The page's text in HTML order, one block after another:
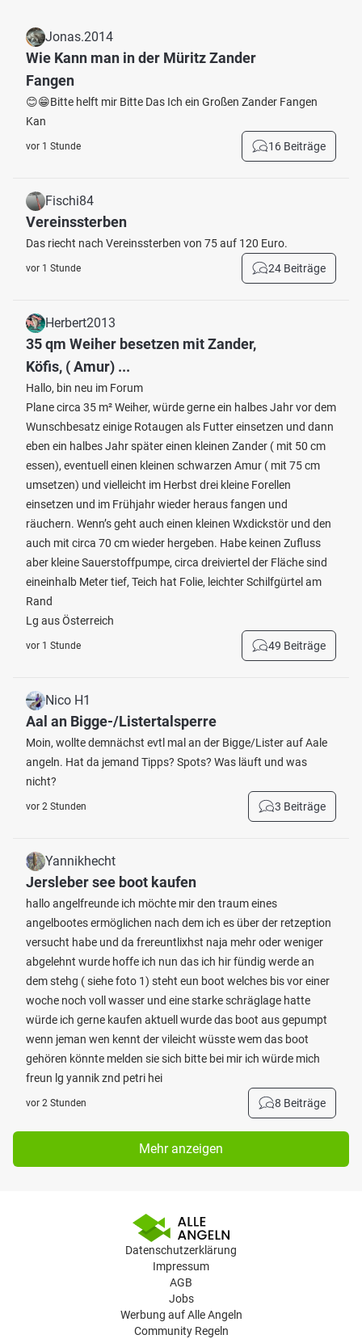
Jonas.2014
Wie Kann man in der Müritz Zander
Fangen
😊😁Bitte helft mir Bitte Das Ich ein Großen Zander Fangen
Kan
vor 1 Stunde 16 Beiträge
Fischi84
Vereinssterben
Das riecht nach Vereinssterben von 75 auf 120 Euro.
vor 1 Stunde 24 Beiträge
Herbert2013
35 qm Weiher besetzen mit Zander,
Köfis, ( Amur) ...
Hallo, bin neu im Forum
Plane circa 35 m² Weiher, würde gerne ein halbes Jahr vor dem
Wunschbesatz einige Rotaugen als Futter einsetzen und dann
eben ein halbes Jahr später einen kleinen Zander ( mit 50 cm
essen), eventuell einen kleinen schwarzen Amur ( mit 75 cm
umsetzen) und vielleicht im Herbst drei kleine Forellen
einsetzen und im Frühjahr wieder heraus fangen und
räuchern. Wenn’s geht auch einen kleinen Wxdickstör und den
auch mit circa 70 cm wieder hergeben. Habe keinen Zufluss
aber kleine Sauerstoffpumpe, circa dreiviertel der Fläche sind
eineinhalb Meter tief, Teich hat Folie, leichter Schilfgürtel am
Rand
Lg aus Österreich
vor 1 Stunde 49 Beiträge
Nico H1
Aal an Bigge-/Listertalsperre
Moin, wollte demnächst evtl mal an der Bigge/Lister auf Aale
angeln. Hat da jemand Tipps? Spots? Was läuft und was
nicht?
vor 2 Stunden 3 Beiträge
Yannikhecht
Jersleber see boot kaufen
hallo angelfreunde ich möchte mir den traum eines
angelbootes ermöglichen nach dem ich es über der retzeption
versucht habe und da frereuntlixhst naja mehr oder weniger
abgelehnt wurde hoffe ich nun das ich hir fündig werde an
dem stehg ( siehe foto 1) steht eun boot welches bis vor einer
woche noch voll wasser und eine starke schräglage hatte
würde ich gerne kaufen aktuell wurde das boot aus gepumpt
wenn jeman wen kennt der vileicht wüsste wem das boot
gehören könnte melden sie sich bitte bei mir ich würde mich
freun lg yannik znd petri hei
vor 2 Stunden 8 Beiträge
Mehr anzeigen
Datenschutzerklärung
Impressum
AGB
Jobs
Werbung auf Alle Angeln
Community Regeln